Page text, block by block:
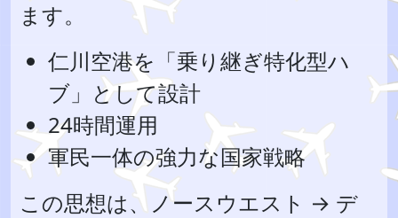
ます。
仁川空港を「乗り継ぎ特化型ハ
ブ」として設計
24時間運用
軍民一体の強力な国家戦略
この思想は、ノースウエスト → デ